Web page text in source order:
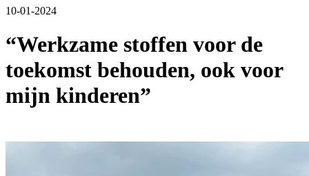
10-01-2024
“Werkzame stoffen voor de
toekomst behouden, ook voor
mijn kinderen”